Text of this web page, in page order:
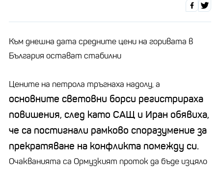
Към днешна дата средните цени на горивата в
България остават стабилни
Цените на петрола тръгнаха надолу, а
основните световни борси регистрираха
повишения, след като САЩ и Иран обявиха,
че са постигнали рамково споразумение за
прекратяване на конфликта помежду си.
Очакванията са Ормузкият проток да бъде изцяло